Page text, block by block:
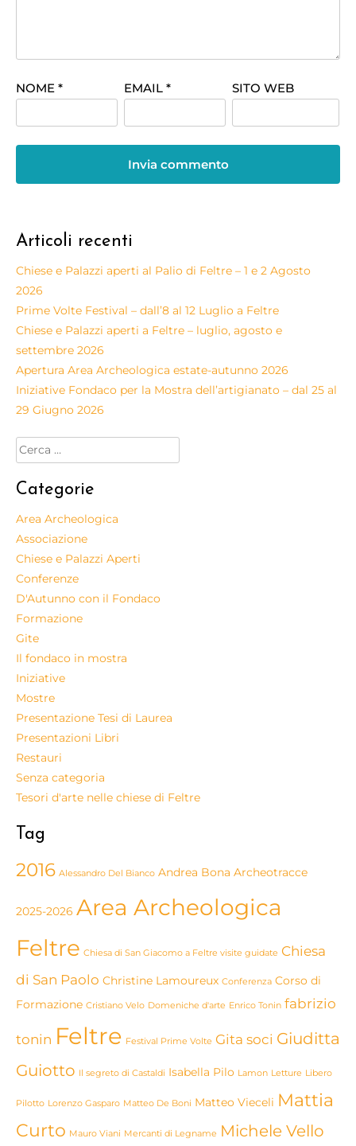
NOME * EMAIL * SITO WEB
Articoli recenti
Chiese e Palazzi aperti al Palio di Feltre – 1 e 2 Agosto
2026
Prime Volte Festival – dall’8 al 12 Luglio a Feltre
Chiese e Palazzi aperti a Feltre – luglio, agosto e
settembre 2026
Apertura Area Archeologica estate-autunno 2026
Iniziative Fondaco per la Mostra dell’artigianato – dal 25 al
29 Giugno 2026
Categorie
Area Archeologica
Associazione
Chiese e Palazzi Aperti
Conferenze
D'Autunno con il Fondaco
Formazione
Gite
Il fondaco in mostra
Iniziative
Mostre
Presentazione Tesi di Laurea
Presentazioni Libri
Restauri
Senza categoria
Tesori d'arte nelle chiese di Feltre
Tag
2016 Alessandro Del Bianco Andrea Bona Archeotracce
2025-2026 Area Archeologica
Feltre Chiesa di San Giacomo a Feltre visite guidate Chiesa
di San Paolo Christine Lamoureux Conferenza Corso di
Formazione Cristiano Velo Domeniche d'arte Enrico Tonin fabrizio
tonin Feltre Festival Prime Volte Gita soci Giuditta
Guiotto Il segreto di Castaldi Isabella Pilo Lamon Letture Libero
Pilotto Lorenzo Gasparo Matteo De Boni Matteo Vieceli Mattia
Curto Mauro Viani Mercanti di Legname Michele Vello